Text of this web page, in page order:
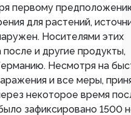
первому
для растений,
Носителями этих
и другие продукты,
Несмотря на
и все меры,
некоторое время
зафиксировано 1500